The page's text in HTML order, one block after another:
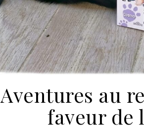
Aventures au
faveur de